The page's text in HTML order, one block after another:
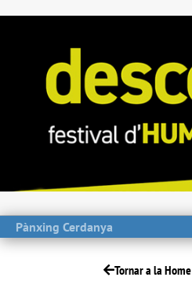
Pànxing Cerdanya
Tornar a la Home